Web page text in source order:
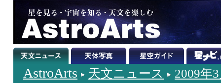
AstroArts 天文ニュース 2009年